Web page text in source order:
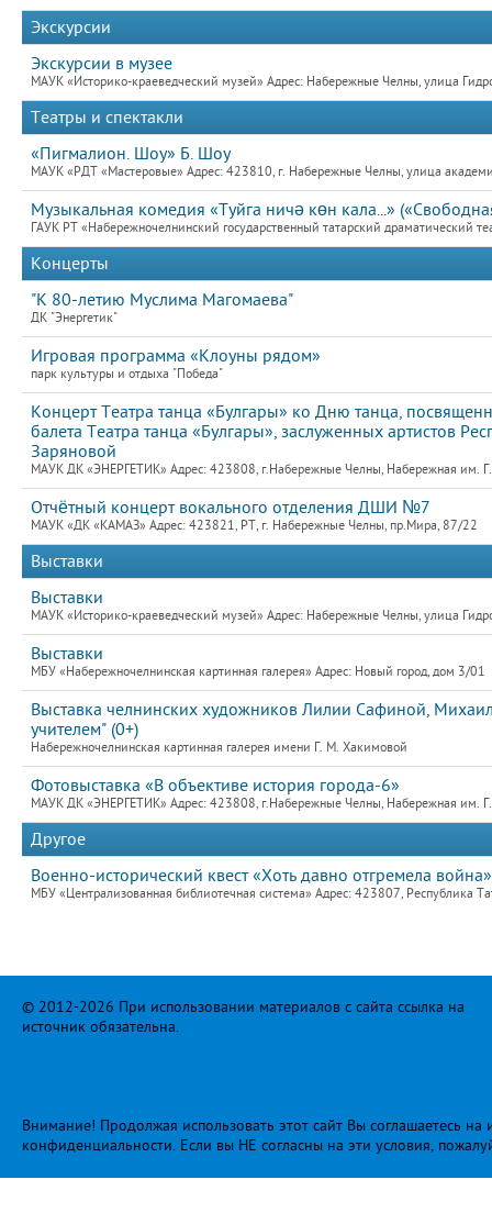
Экскурсии
Экскурсии в музее
МАУК «Историко-краеведческий музей» Адрес: Набережные Челны, улица
Театры и спектакли
«Пигмалион. Шоу» Б. Шоу
МАУК «РДТ «Мастеровые» Адрес: 423810, г. Набережные Челны, улица
Музыкальная комедия «Туйга ничә көн кала...»
ГАУК РТ «Набережночелнинский государственный татарский драматический
Концерты
"К 80-летию Муслима Магомаева"
ДК "Энергетик"
Игровая программа «Клоуны рядом»
парк культуры и отдыха "Победа"
Концерт Театра танца «Булгары» ко Дню танца,
балета Театра танца «Булгары», заслуженных артистов
Заряновой
МАУК ДК «ЭНЕРГЕТИК» Адрес: 423808, г.Набережные Челны, Набережная им.
Отчётный концерт вокального отделения ДШИ №7
МАУК «ДК «КАМАЗ» Адрес: 423821, РТ, г. Набережные Челны, пр.Мира, 87/22
Выставки
Выставки
МАУК «Историко-краеведческий музей» Адрес: Набережные Челны, улица
Выставки
МБУ «Набережночелнинская картинная галерея» Адрес: Новый город, дом 3/01
Выставка челнинских художников Лилии Сафиной,
учителем" (0+)
Набережночелнинская картинная галерея имени Г. М. Хакимовой
Фотовыставка «В объективе история города-6»
МАУК ДК «ЭНЕРГЕТИК» Адрес: 423808, г.Набережные Челны, Набережная им.
Другое
Военно-исторический квест «Хоть давно отгремела война»
МБУ «Централизованная библиотечная система» Адрес: 423807,
© 2012-2026 При использовании материалов с сайта ссылка на
источник обязательна.
Внимание! Продолжая использовать этот сайт Вы соглашаетесь
конфиденциальности. Если вы НЕ согласны на эти условия,